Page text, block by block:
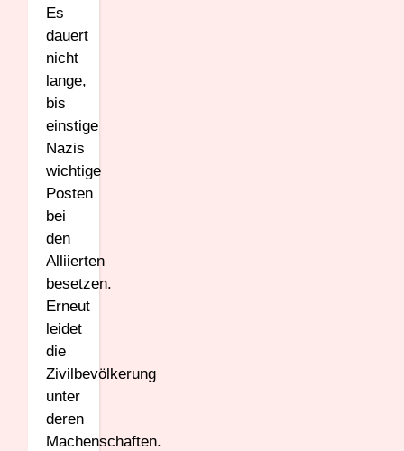
Es
dauert
nicht
lange,
bis
einstige
Nazis
wichtige
Posten
bei
den
Alliierten
besetzen.
Erneut
leidet
die
Zivilbevölkerung
unter
deren
Machenschaften.